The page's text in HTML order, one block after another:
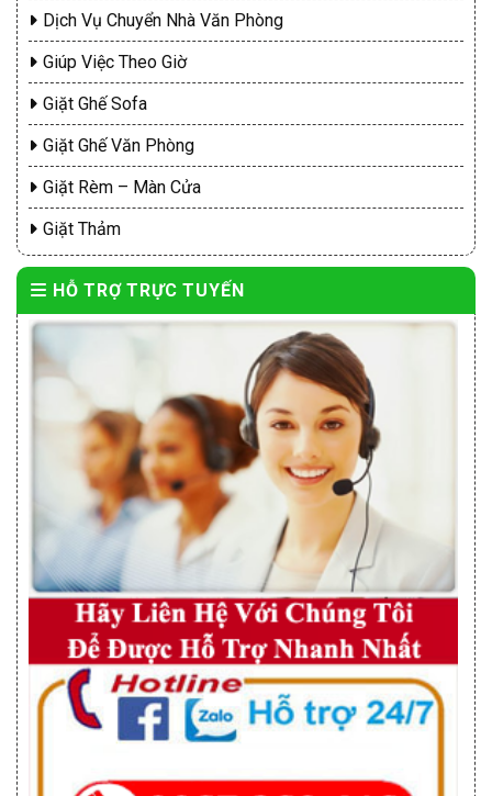
Dịch Vụ Chuyển Nhà Văn Phòng
Giúp Việc Theo Giờ
Giặt Ghế Sofa
Giặt Ghế Văn Phòng
Giặt Rèm – Màn Cửa
Giặt Thảm
HỖ TRỢ TRỰC TUYẾN